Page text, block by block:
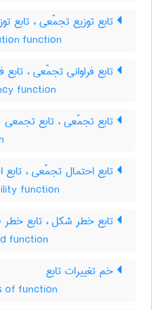
تابع توزیع تجمّعی ، تابع
function
تابع فراوانی تجمّعی ،
function
تابع تجمّعی ، تابع تجمعی
تابع احتمال تجمّعی ،
function
تابع خطر شکل ، تابع خطر ‌c‌u‌p شکل
function
خم تغییرات تابع
of function